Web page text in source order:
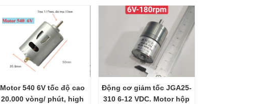
Motor 540 6V tốc độ cao
20.000 vòng/ phút, high
Động cơ giảm tốc JGA25-
310 6-12 VDC. Motor hộp